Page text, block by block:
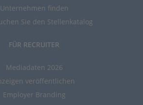
Unternehmen finden
Sie den Stellenkatalog
FÜR RECRUITER
Mediadaten 2026
veröffentlichen
Employer Branding